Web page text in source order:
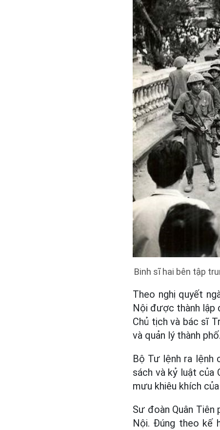
Binh sĩ hai bên tập
Theo nghị quyết
Nội được thành lập
Chủ tịch và bác sĩ
và quản lý thành phố.
Bộ Tư lệnh ra lệnh
sách và kỷ luật của
mưu khiêu khích
Sư đoàn Quân
Nội. Đúng theo kế